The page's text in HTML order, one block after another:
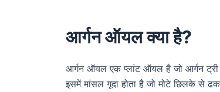
आर्गन ऑयल क्या है?
आर्गन ऑयल एक प्लांट ऑयल है जो आर्गन
इसमें मांसल गूदा होता है जो मोटे छिलके से